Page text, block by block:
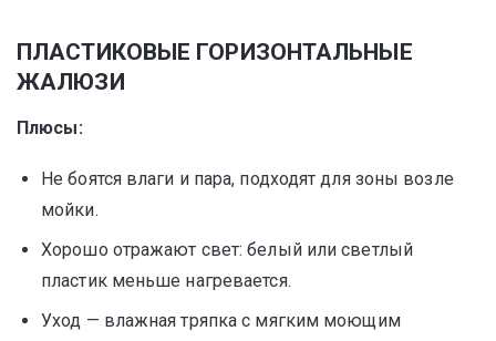
ПЛАСТИКОВЫЕ ГОРИЗОНТАЛЬНЫЕ
ЖАЛЮЗИ
Плюсы:
Не боятся влаги и пара, подходят для зоны возле
мойки.
Хорошо отражают свет: белый или светлый
пластик меньше нагревается.
Уход — влажная тряпка с мягким моющим